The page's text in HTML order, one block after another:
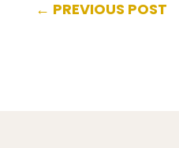
← PREVIOUS POST